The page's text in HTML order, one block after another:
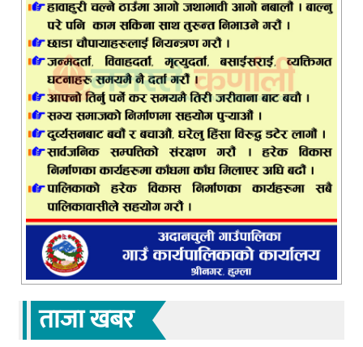
ताजा खबर